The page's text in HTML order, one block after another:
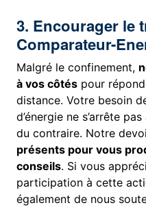
3. Encourager le
Comparateur-
Malgré le confinement,
à vos côtés pour
distance. Votre besoin
d’énergie ne s’arrête
du contraire. Notre
présents pour vous
conseils. Si vous
participation à cette
également de nous